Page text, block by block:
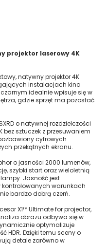
projektor laserowy 4K
natywny projektor 4K
instalacjach kina
idealnie wpisuje się w
gdzie sprzęt ma pozostać
o natywnej rozdzielczości
bez sztuczek z przesuwaniem
cyfrowych
przekątnych ekranu.
o jasności 2000 lumenów,
szybki start oraz wieloletnią
Jasność jest
kontrolowanych warunkach
bardzo dobrą czerń.
X1™ Ultimate for projector,
obrazu odbywa się w
optymalizuje
HDR. Dzięki temu sceny o
detale zarówno w